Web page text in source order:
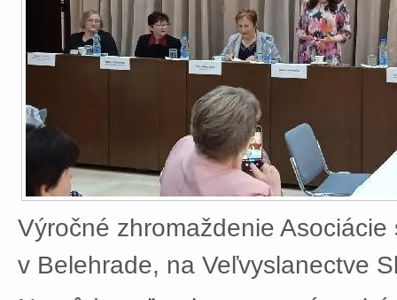
Výročné zhromaždenie
v Belehrade, na Veľvyslanectve